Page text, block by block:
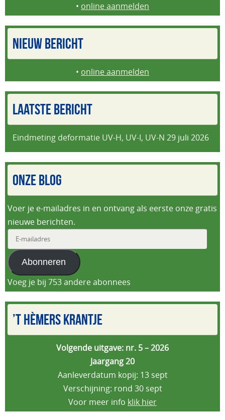
• online aanmelden
NIEUW BERICHT
• online aanmelden
LAATSTE BERICHT
Eindmeting deformatie UV-H, UV-I, UV-N 29 juli 2026
ONZE BLOG
Voer je e-mailadres in en ontvang als eerste onze gratis
nieuwe berichten.
mailadres
Abonneren
Voeg je bij 753 andere abonnees
’T HÈMERS KRANTJE
Volgende uitgave: nr. 5 – 2026
Jaargang 20
Aanleverdatum kopij: 13 sept
Verschijning: rond 30 sept
Voor meer info klik hier